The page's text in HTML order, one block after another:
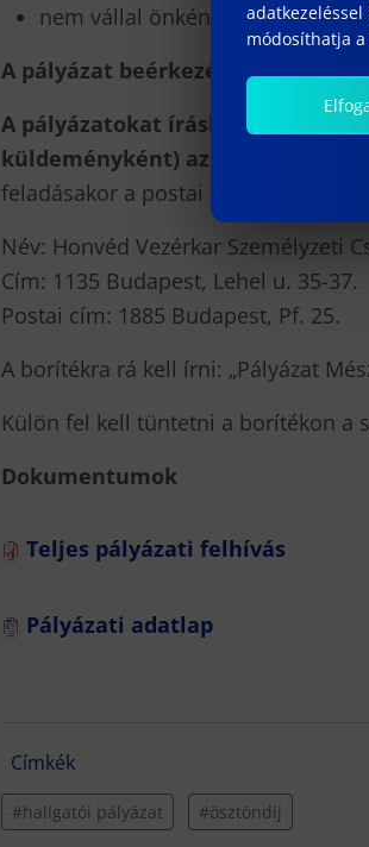
nem vállal önkéntes tartalékos
A pályázat beérkezési határideje:
A pályázatokat írásban (ajánlott
küldeményként) az alábbi címre
feladásakor a postai kézbesítési időt
Név: Honvéd Vezérkar Személyzeti
Cím: 1135 Budapest, Lehel u. 35-37.
Postai cím: 1885 Budapest, Pf. 25.
A borítékra rá kell írni: „Pályázat
Külön fel kell tüntetni a borítékon a
Dokumentumok
Teljes pályázati felhívás
Pályázati adatlap
Címkék
#hallgatói pályázat #ösztöndíj
módosíthatja